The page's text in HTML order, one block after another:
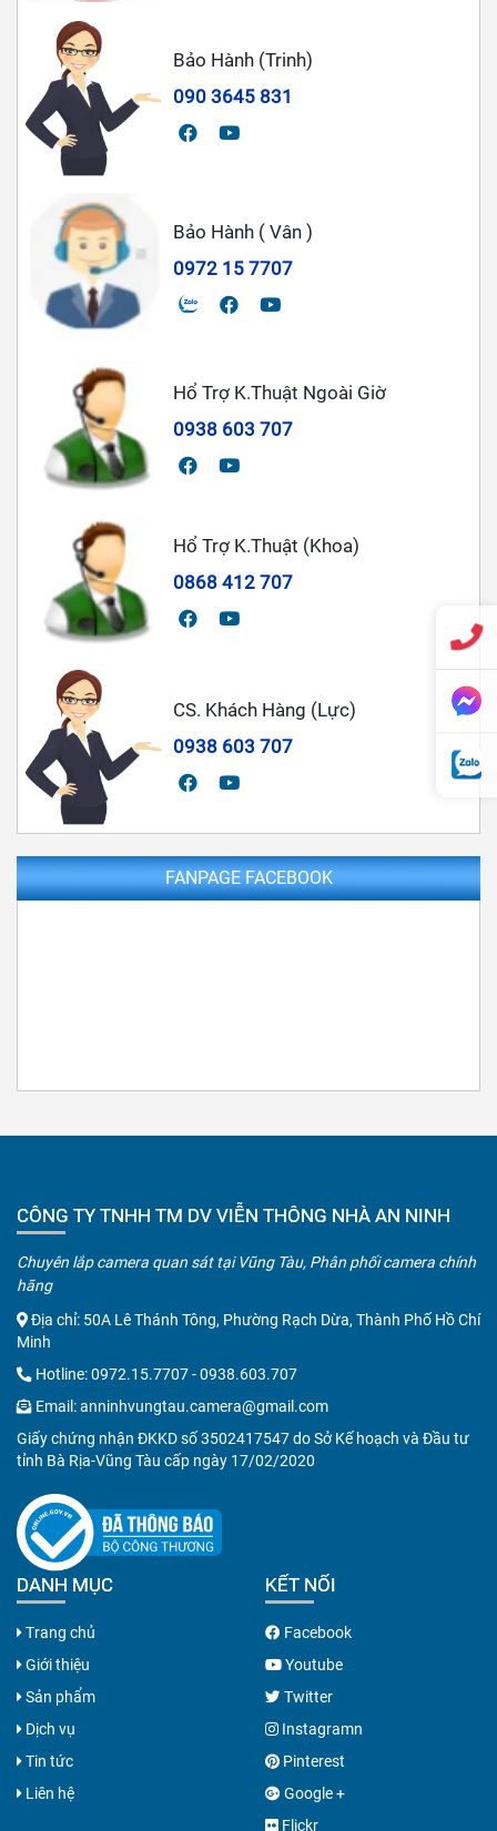
Bảo Hành (Trinh)
090 3645 831
Bảo Hành ( Vân )
0972 15 7707
Hổ Trợ K.Thuật Ngoài Giờ
0938 603 707
Hổ Trợ K.Thuật (Khoa)
0868 412 707
CS. Khách Hàng (Lực)
0938 603 707
FANPAGE FACEBOOK
CÔNG TY TNHH TM DV VIỄN THÔNG NHÀ AN NINH
Chuyên lắp camera quan sát tại Vũng Tàu, Phân phối camera chính
hãng
Địa chỉ: 50A Lê Thánh Tông, Phường Rạch Dừa, Thành Phố Hồ Chí
Minh
Hotline:0972.15.7707-0938.603.707
Email:anninhvungtau.camera@gmail.com
Giấy chứng nhận ĐKKD số 3502417547 do Sở Kế hoạch và Đầu tư
tỉnh Bà Rịa-Vũng Tàu cấp ngày 17/02/2020
DANH MỤC
Trang chủ
Giới thiệu
Sản phẩm
Dịch vụ
Tin tức
Liên hệ
KẾT NỐI
Facebook
Youtube
Twitter
Instagramn
Pinterest
Google +
Flickr